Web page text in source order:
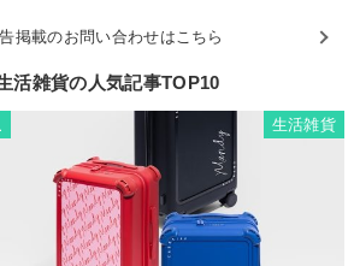
掲載のお問い合わせはこちら
活雑貨の人気記事TOP10
生活雑貨